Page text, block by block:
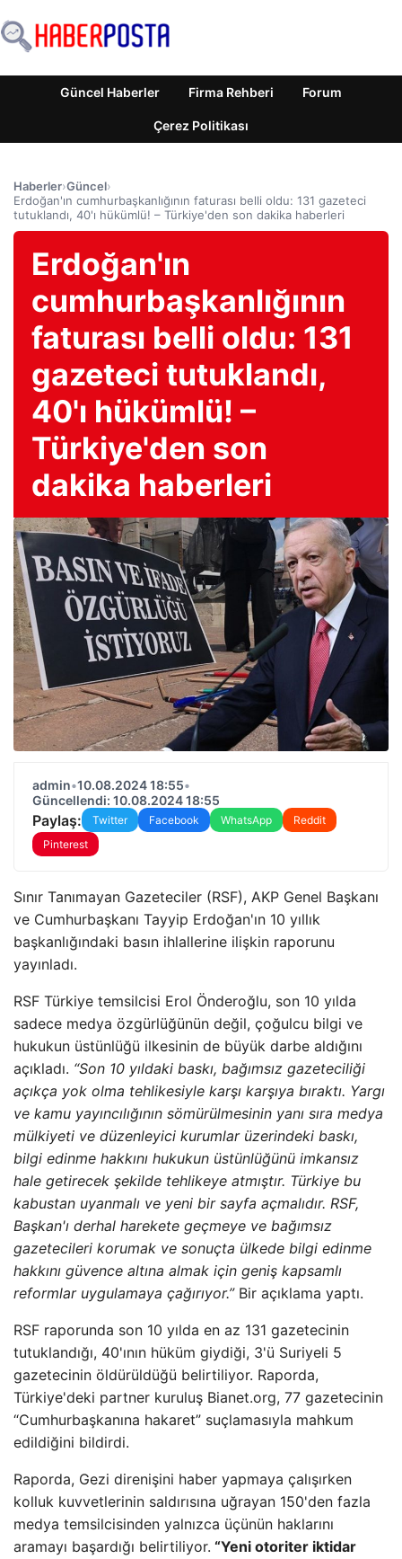
Güncel Haberler Firma Rehberi Forum
Çerez Politikası
Haberler›Güncel›
Erdoğan'ın cumhurbaşkanlığının faturası belli oldu: 131 gazeteci
tutuklandı, 40'ı hükümlü! – Türkiye'den son dakika haberleri
Erdoğan'ın
cumhurbaşkanlığının
faturası belli oldu: 131
gazeteci tutuklandı,
40'ı hükümlü! –
Türkiye'den son
dakika haberleri
admin•10.08.2024 18:55•
Güncellendi: 10.08.2024 18:55
Paylaş: Twitter Facebook WhatsApp
Reddit
Pinterest
Sınır Tanımayan Gazeteciler (RSF), AKP Genel Başkanı
ve Cumhurbaşkanı Tayyip Erdoğan'ın 10 yıllık
başkanlığındaki basın ihlallerine ilişkin raporunu
yayınladı.
RSF Türkiye temsilcisi Erol Önderoğlu, son 10 yılda
sadece medya özgürlüğünün değil, çoğulcu bilgi ve
hukukun üstünlüğü ilkesinin de büyük darbe aldığını
açıkladı. “Son 10 yıldaki baskı, bağımsız gazeteciliği
açıkça yok olma tehlikesiyle karşı karşıya bıraktı. Yargı
ve kamu yayıncılığının sömürülmesinin yanı sıra medya
mülkiyeti ve düzenleyici kurumlar üzerindeki baskı,
bilgi edinme hakkını hukukun üstünlüğünü imkansız
hale getirecek şekilde tehlikeye atmıştır. Türkiye bu
kabustan uyanmalı ve yeni bir sayfa açmalıdır. RSF,
Başkan'ı derhal harekete geçmeye ve bağımsız
gazetecileri korumak ve sonuçta ülkede bilgi edinme
hakkını güvence altına almak için geniş kapsamlı
reformlar uygulamaya çağırıyor.”Bir açıklama yaptı.
RSF raporunda son 10 yılda en az 131 gazetecinin
tutuklandığı, 40'ının hüküm giydiği, 3'ü Suriyeli 5
gazetecinin öldürüldüğü belirtiliyor. Raporda,
Türkiye'deki partner kuruluş Bianet.org, 77 gazetecinin
“Cumhurbaşkanına hakaret” suçlamasıyla mahkum
edildiğini bildirdi.
Raporda, Gezi direnişini haber yapmaya çalışırken
kolluk kuvvetlerinin saldırısına uğrayan 150'den fazla
medya temsilcisinden yalnızca üçünün haklarını
aramayı başardığı belirtiliyor. “Yeni otoriter iktidar